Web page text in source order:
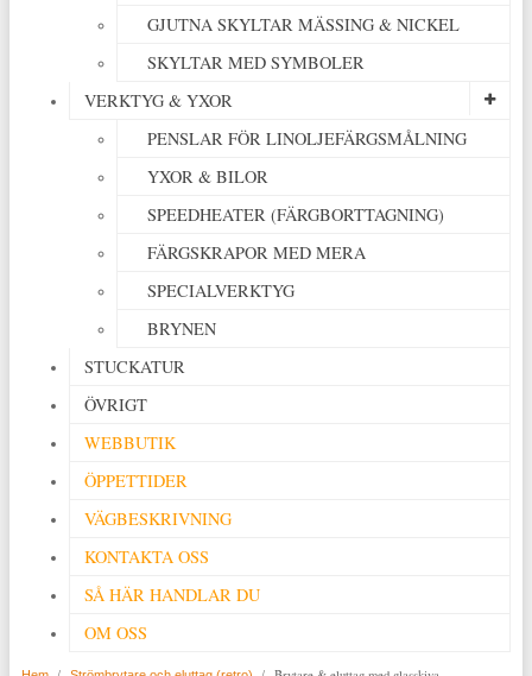
GJUTNA SKYLTAR MÄSSING & NICKEL
SKYLTAR MED SYMBOLER
VERKTYG & YXOR
PENSLAR FÖR LINOLJEFÄRGSMÅLNING
YXOR & BILOR
SPEEDHEATER (FÄRGBORTTAGNING)
FÄRGSKRAPOR MED MERA
SPECIALVERKTYG
BRYNEN
STUCKATUR
ÖVRIGT
WEBBUTIK
ÖPPETTIDER
VÄGBESKRIVNING
KONTAKTA OSS
SÅ HÄR HANDLAR DU
OM OSS